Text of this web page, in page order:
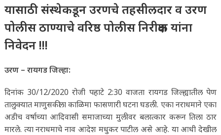
यासाठी संस्थेकडून उरणचे तहसीलदार व उरण
पोलीस ठाण्याचे वरिष्ठ पोलीस निरीक्षक यांना
निवेदन !!!
उरण – रायगड जिल्हा:
दिनांक 30/12/2020 रोजी पहाटे 2:30 वाजता रायगड जिल्ह्यातील पेण
तालुक्यात माणुसकीला काळिमा फासणारी घटना घडली. एका नराधमाने एका
अडीच वर्षाच्या आदिवासी समाजाच्या मुलीवर बलात्कार करून तिला ठार
मारले. त्या नराधमाचे नाव आदेश मधुकर पाटील असे आहे. या आधी देखील